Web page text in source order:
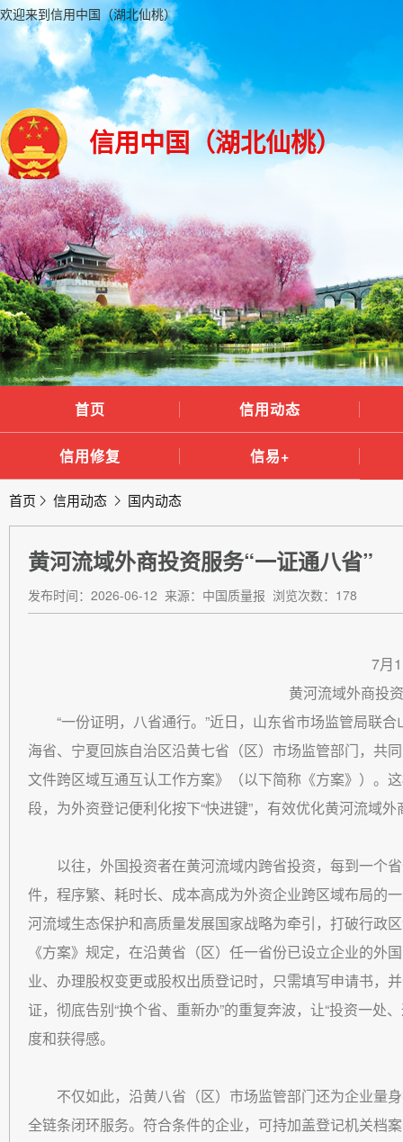
欢迎来到信用中国（湖北仙桃）
信用中国（湖北仙桃）
首页 信用动态
信用修复 信易+
首页 信用动态 国内动态
黄河流域外商投资服务“一证通八省”
发布时间：2026-06-12 来源：中国质量报 浏览次数：178
7月
黄河流域外商投
“一份证明，八省通行。”近日，山东省市场监管局联
海省、宁夏回族自治区沿黄七省（区）市场监管部门，共
文件跨区域互通互认工作方案》（以下简称《方案》）。
段，为外资登记便利化按下“快进键”，有效优化黄河流域
以往，外国投资者在黄河流域内跨省投资，每到一个
件，程序繁、耗时长、成本高成为外资企业跨区域布局的
河流域生态保护和高质量发展国家战略为牵引，打破行政
《方案》规定，在沿黄省（区）任一省份已设立企业的
业、办理股权变更或股权出质登记时，只需填写申请书，
证，彻底告别“换个省、重新办”的重复奔波，让“投资一处
度和获得感。
不仅如此，沿黄八省（区）市场监管部门还为企业量
全链条闭环服务。符合条件的企业，可持加盖登记机关档